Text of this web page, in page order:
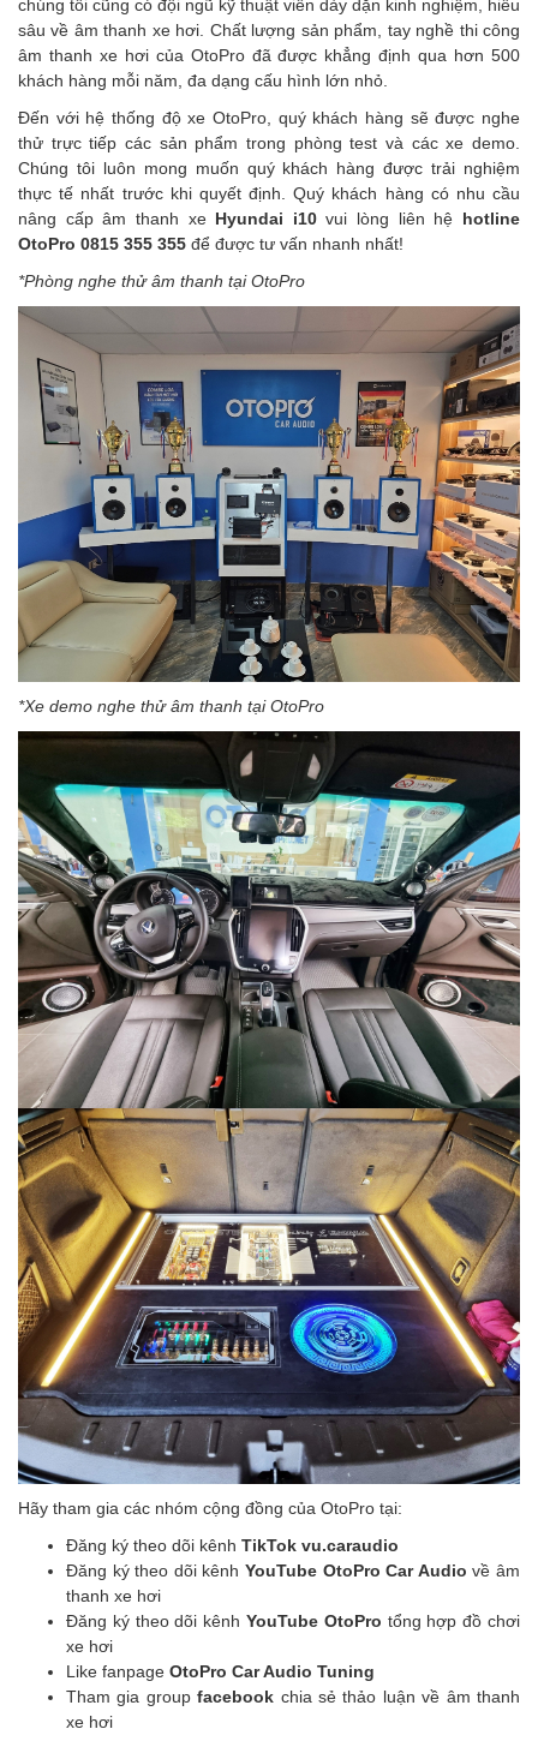
chúng tôi cũng có đội ngũ kỹ thuật viên dày dặn kinh nghiệm, hiểu
sâu về âm thanh xe hơi. Chất lượng sản phẩm, tay nghề thi công
âm thanh xe hơi của OtoPro đã được khẳng định qua hơn 500
khách hàng mỗi năm, đa dạng cấu hình lớn nhỏ.
Đến với hệ thống độ xe OtoPro, quý khách hàng sẽ được nghe
thử trực tiếp các sản phẩm trong phòng test và các xe demo.
Chúng tôi luôn mong muốn quý khách hàng được trải nghiệm
thực tế nhất trước khi quyết định. Quý khách hàng có nhu cầu
nâng cấp âm thanh xe Hyundai i10vui lòng liên hệ hotline
OtoPro 0815 355 355 để được tư vấn nhanh nhất!
*Phòng nghe thử âm thanh tại OtoPro
*Xe demo nghe thử âm thanh tại OtoPro
Hãy tham gia các nhóm cộng đồng của OtoPro tại:
Đăng ký theo dõi kênh TikTok vu.caraudio
Đăng ký theo dõi kênh YouTube OtoPro Car Audio về âm
thanh xe hơi
Đăng ký theo dõi kênh YouTube OtoPro tổng hợp đồ chơi
xe hơi
Like fanpage OtoPro Car Audio Tuning
Tham gia groupfacebook chia sẻ thảo luận về âm thanh
xe hơi